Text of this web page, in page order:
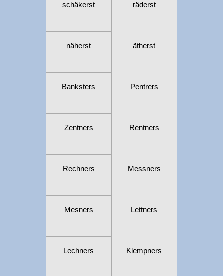
schäkerst räderst
näherst ätherst
Banksters Pentrers
Zentners Rentners
Rechners Messners
Mesners Lettners
Lechners Klempners